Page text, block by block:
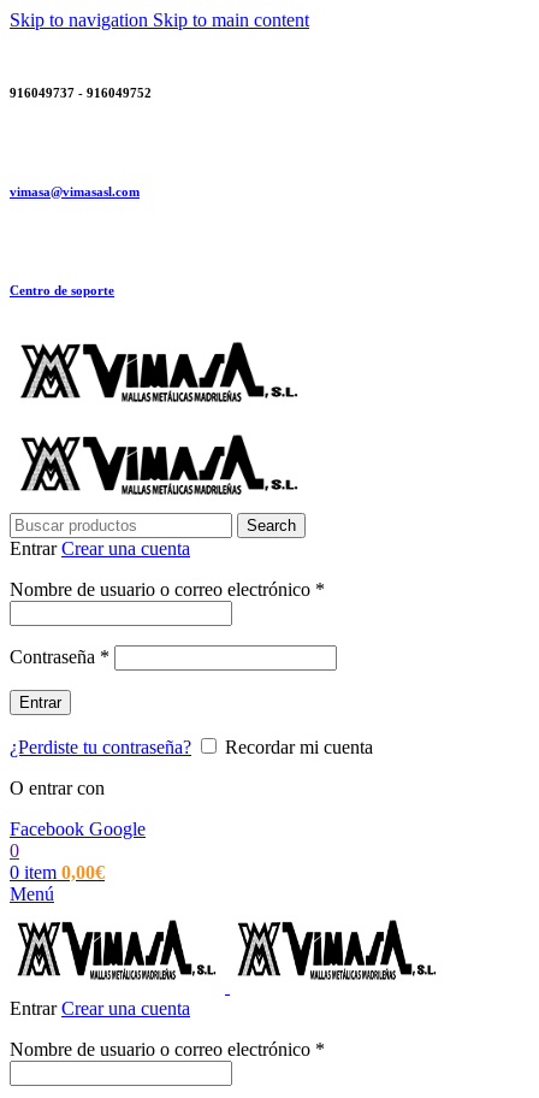
Skip to navigation Skip to main content
916049737 - 916049752
vimasa@vimasasl.com
Centro de soporte
Search
EntrarCrear una cuenta
Nombre de usuario o correo electrónico *
Contraseña *
Entrar
¿Perdiste tu contraseña?
Recordar mi cuenta
O entrar con
Facebook Google
0
0 item 0,00€
Menú
EntrarCrear una cuenta
Nombre de usuario o correo electrónico *